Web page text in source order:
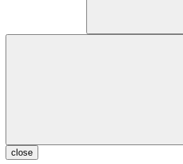
close